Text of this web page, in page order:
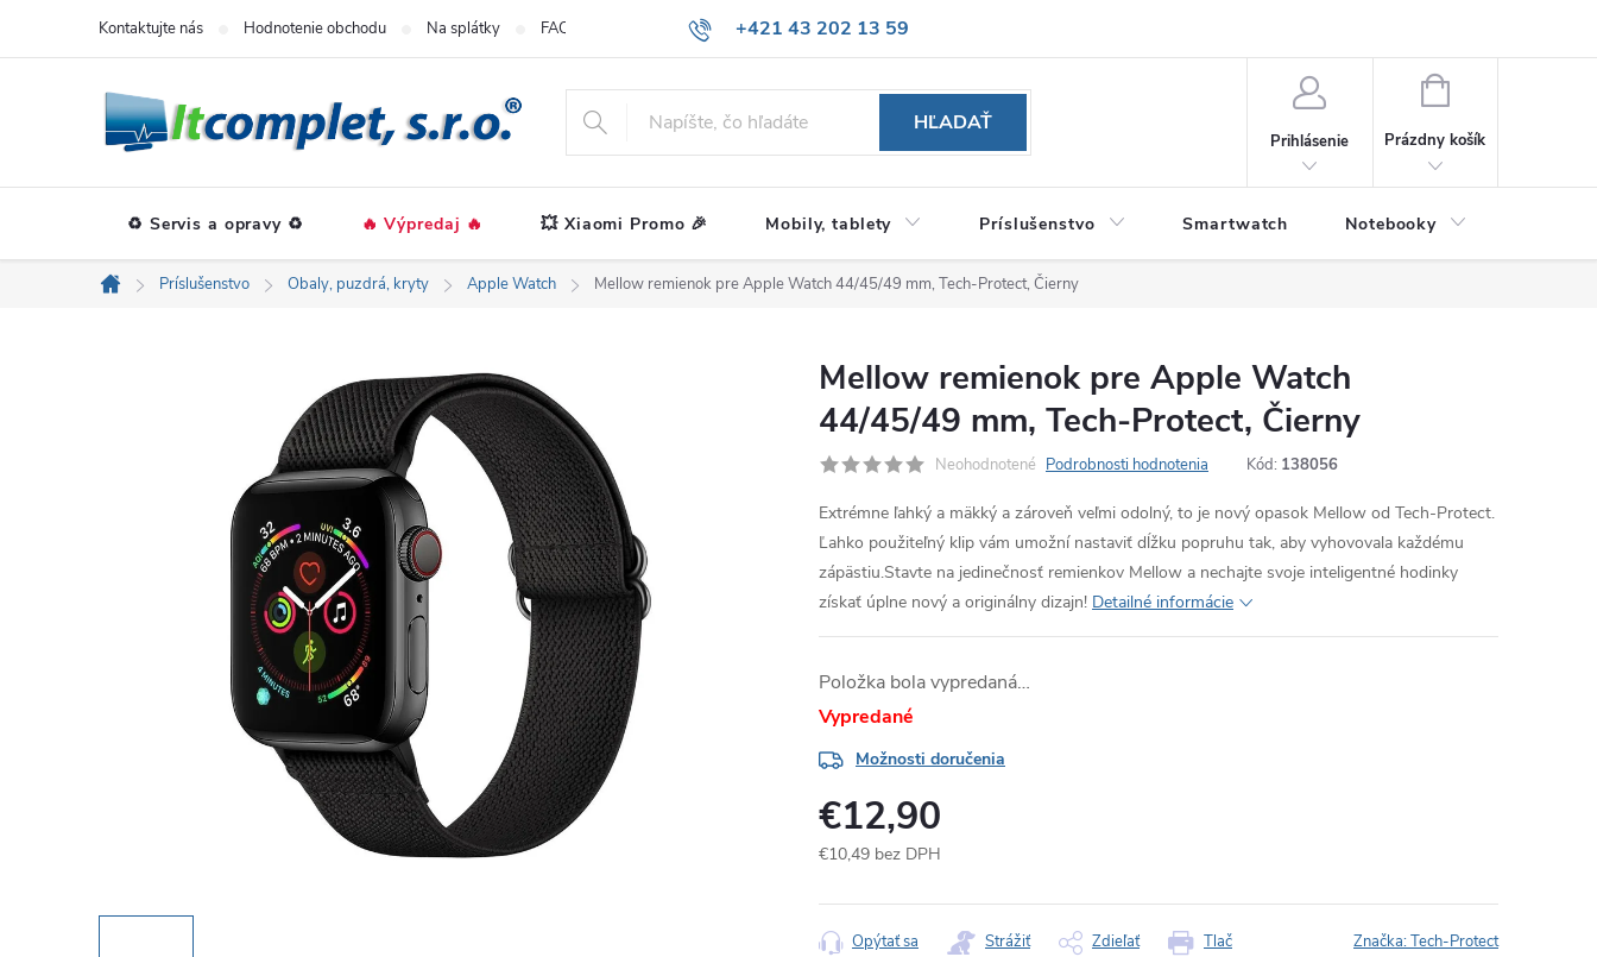
+421 43 202 13 59
Kontaktujte nás Hodnotenie obchodu Na splátky FAQ
HĽADAŤ
Prihlásenie
NÁKUPNÝ
Prázdny košík
♻️ Servis a opravy ♻️ 🔥 Výpredaj 🔥 💥 Xiaomi Promo 🎉 Mobily, tablety Príslušenstvo Smartwatch Notebooky
Domov
Príslušenstvo Obaly, puzdrá, kryty Apple Watch Mellow remienok pre Apple Watch 44/45/49 mm, Tech-Protect, Čierny
Mellow remienok pre Apple Watch
44/45/49 mm, Tech-Protect, Čierny
Neohodnotené Podrobnosti hodnotenia Kód: 138056
Extrémne ľahký a mäkký a zároveň veľmi odolný, to je nový opasok Mellow od Tech-Protect.
Ľahko použiteľný klip vám umožní nastaviť dĺžku popruhu tak, aby vyhovovala každému
zápästiu.Stavte na jedinečnosť remienkov Mellow a nechajte svoje inteligentné hodinky
získať úplne nový a originálny dizajn! Detailné informácie
Položka bola vypredaná…
Vypredané
Možnosti doručenia
€12,90
€10,49 bez DPH
cena:
Tlač
Opýtať sa Strážiť Zdieľať Značka:Tech-Protect